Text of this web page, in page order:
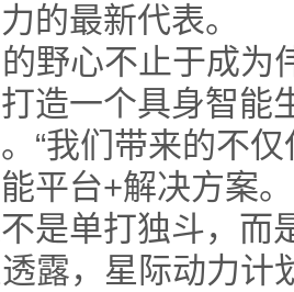
的最新代表。
野心不止于成为
造一个具身智能
“我们带来的不
平台+解决方案
是单打独斗，而
露，星际动力计